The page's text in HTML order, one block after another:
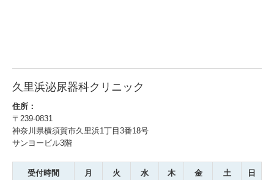
久里浜泌尿器科クリニック
住所：
〒239-0831
神奈川県横須賀市久里浜1丁目3番18号
サンヨービル3階
受付時間 月 火 水 木 金 土 日